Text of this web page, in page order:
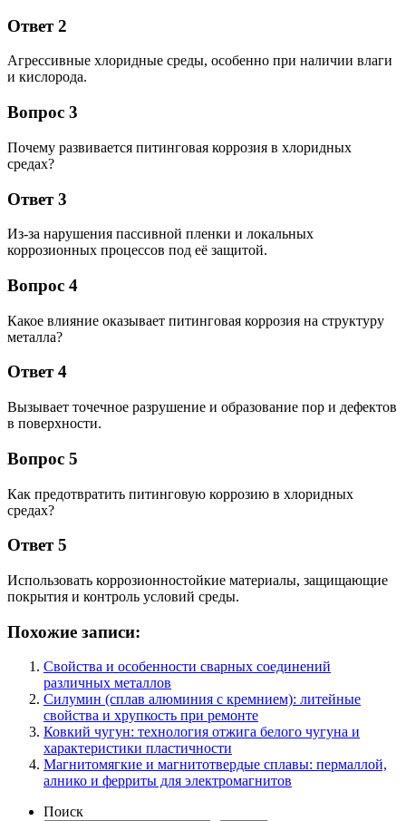
Ответ 2
Агрессивные хлоридные среды, особенно при наличии влаги
и кислорода.
Вопрос 3
Почему развивается питинговая коррозия в хлоридных
средах?
Ответ 3
Из-за нарушения пассивной пленки и локальных
коррозионных процессов под её защитой.
Вопрос 4
Какое влияние оказывает питинговая коррозия на структуру
металла?
Ответ 4
Вызывает точечное разрушение и образование пор и дефектов
в поверхности.
Вопрос 5
Как предотвратить питинговую коррозию в хлоридных
средах?
Ответ 5
Использовать коррозионностойкие материалы, защищающие
покрытия и контроль условий среды.
Похожие записи:
Свойства и особенности сварных соединений
различных металлов
Силумин (сплав алюминия с кремнием): литейные
свойства и хрупкость при ремонте
Ковкий чугун: технология отжига белого чугуна и
характеристики пластичности
Магнитомягкие и магнитотвердые сплавы: пермаллой,
алнико и ферриты для электромагнитов
Поиск